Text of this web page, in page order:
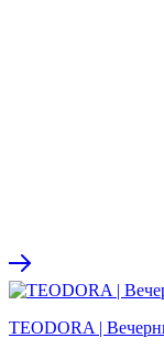
TEODORA |